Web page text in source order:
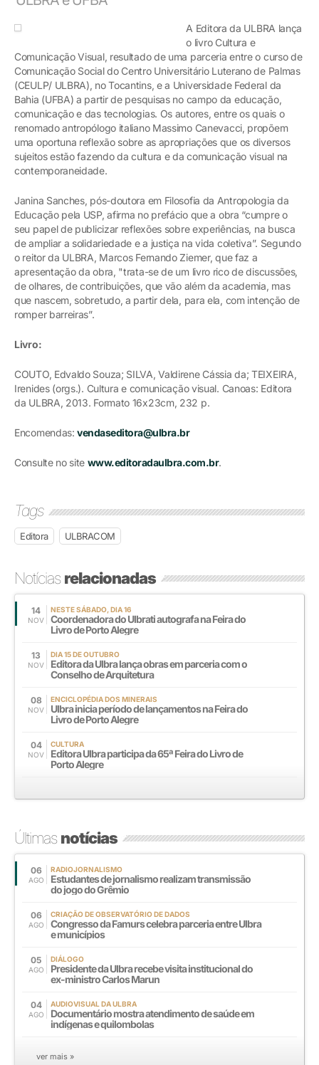
A Editora da ULBRA lança
o livro Cultura e
Comunicação Visual, resultado de uma parceria entre o curso de
Comunicação Social do Centro Universitário Luterano de Palmas
(CEULP/ ULBRA), no Tocantins, e a Universidade Federal da
Bahia (UFBA) a partir de pesquisas no campo da educação,
comunicação e das tecnologias. Os autores, entre os quais o
renomado antropólogo italiano Massimo Canevacci, propõem
uma oportuna reflexão sobre as apropriações que os diversos
sujeitos estão fazendo da cultura e da comunicação visual na
contemporaneidade.
Janina Sanches, pós-doutora em Filosofia da Antropologia da
Educação pela USP, afirma no prefácio que a obra “cumpre o
seu papel de publicizar reflexões sobre experiências, na busca
de ampliar a solidariedade e a justiça na vida coletiva”. Segundo
o reitor da ULBRA, Marcos Fernando Ziemer, que faz a
apresentação da obra, "trata-se de um livro rico de discussões,
de olhares, de contribuições, que vão além da academia, mas
que nascem, sobretudo, a partir dela, para ela, com intenção de
romper barreiras”.
Livro:
COUTO, Edvaldo Souza; SILVA, Valdirene Cássia da; TEIXEIRA,
Irenides (orgs.). Cultura e comunicação visual. Canoas: Editora
da ULBRA, 2013. Formato 16x23cm, 232 p.
Encomendas:vendaseditora@ulbra.br
Consulte no site www.editoradaulbra.com.br.
Tags
Editora ULBRACOM
Notíciasrelacionadas
14
NOV
NESTE SÁBADO, DIA 16
Coordenadora do Ulbrati autografa na Feira do
Livro de Porto Alegre
13
NOV
DIA 15 DE OUTUBRO
Editora da Ulbra lança obras em parceria com o
Conselho de Arquitetura
08
NOV
ENCICLOPÉDIA DOS MINERAIS
Ulbra inicia período de lançamentos na Feira do
Livro de Porto Alegre
04
NOV
CULTURA
Editora Ulbra participa da 65ª Feira do Livro de
Porto Alegre
Últimasnotícias
06
AGO
RADIOJORNALISMO
Estudantes de jornalismo realizam transmissão
do jogo do Grêmio
06
AGO
CRIAÇÃO DE OBSERVATÓRIO DE DADOS
Congresso da Famurs celebra parceria entre Ulbra
e municípios
05
AGO
DIÁLOGO
Presidente da Ulbra recebe visita institucional do
ex-ministro Carlos Marun
04
AGO
AUDIOVISUAL DA ULBRA
Documentário mostra atendimento de saúde em
indígenas e quilombolas
ver mais »